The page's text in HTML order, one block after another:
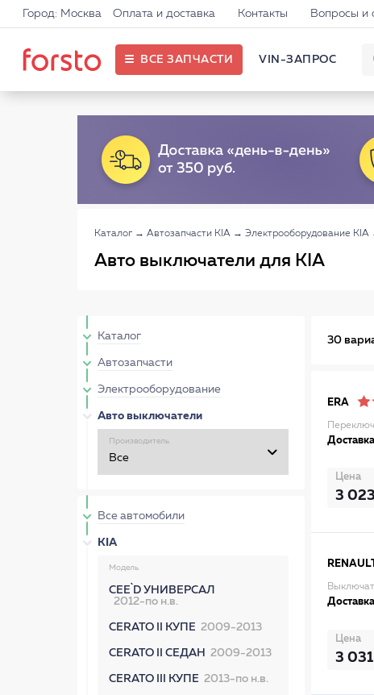
Город: Москва Оплата и доставка Контакты Вопросы и
ВСЕ ЗАПЧАСТИ VIN-ЗАПРОС
Каталог → Автозапчасти KIA → Электрооборудование KIA
Авто выключатели для KIA
Каталог
Автозапчасти
Электрооборудование
Авто выключатели
Производитель
Все автомобили
KIA
Модель
CEE`D УНИВЕРСАЛ
2012-по н.в.
CERATO II КУПЕ 2009-2013
CERATO II СЕДАН 2009-2013
CERATO III КУПЕ 2013-по н.в.
30
ERA
Цена
3 023
Цена
3 031